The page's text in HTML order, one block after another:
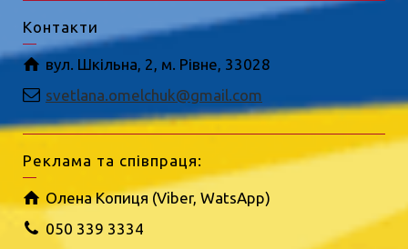
Контакти
вул. Шкільна, 2, м. Рівне, 33028
svetlana.omelchuk@gmail.com
Реклама та співпраця:
Олена Копиця (Viber, WatsApp)
050 339 3334